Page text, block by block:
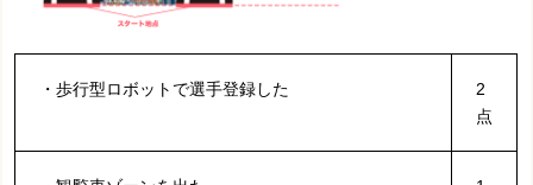
・歩行型ロボットで選手登録した
2
点